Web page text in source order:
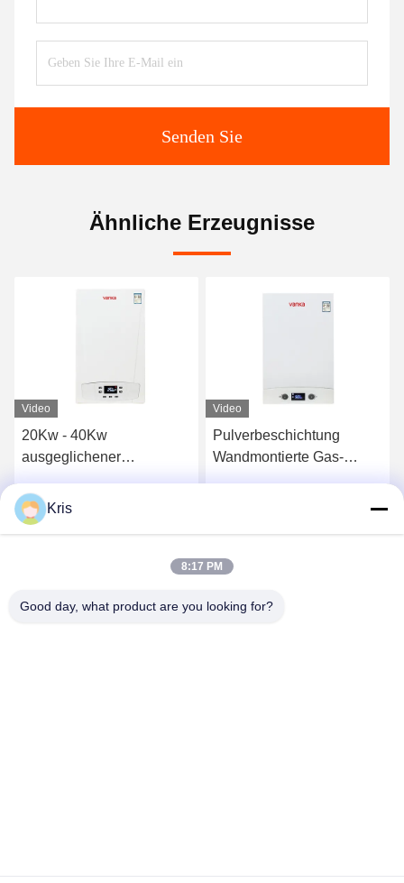
Senden Sie
Ähnliche Erzeugnisse
Video
20Kw - 40Kw
ausgeglichener
Heizung und Warmwasser
Video
Pulverbeschichtung
Wandmontierte Gas-
Kris
8:17 PM
Good day, what product are you looking for?